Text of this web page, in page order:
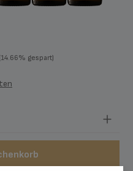
(14.66% gespart)
gewünschten Wert